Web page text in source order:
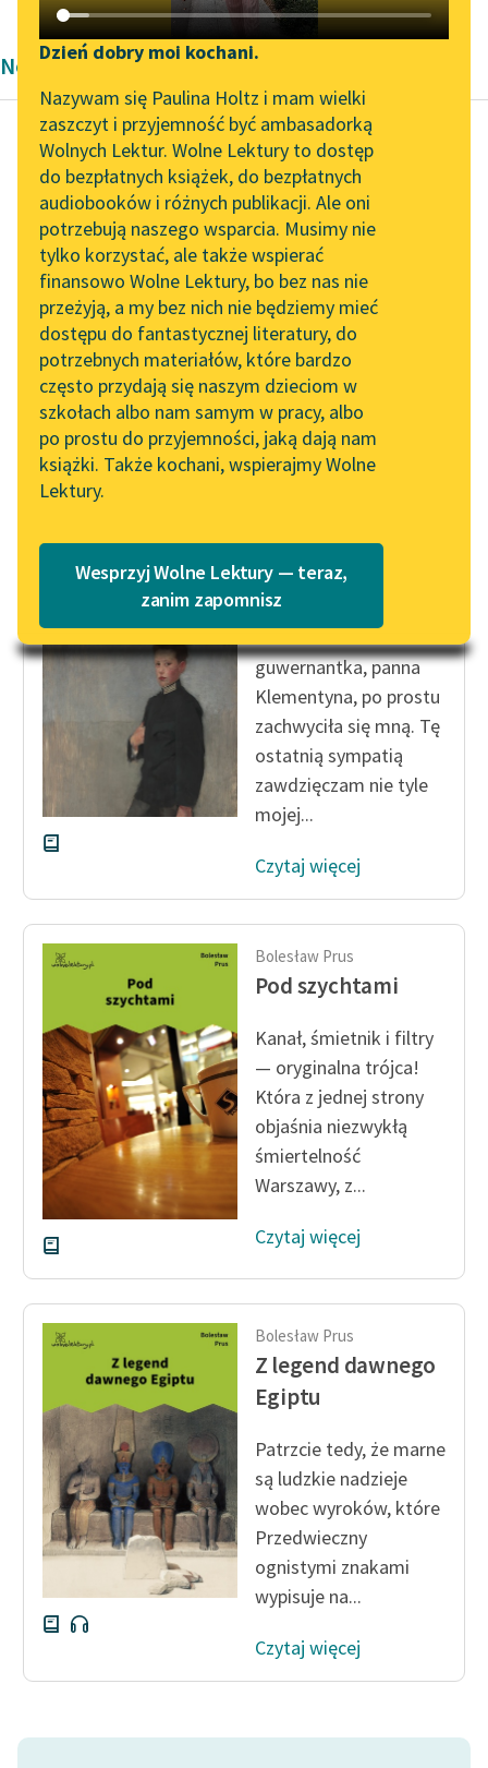
Katalog DAISY
Podkasty o książkach
Zgłoś brak utworu
Aktualności
„Prokurator Alicja Horn”
do słuchania
Byliśmy częścią AI Impact
Lab
Zapraszamy na spotkanie
online z tłumaczkami
literatury skandynawskiej
Spotkanie z Katarzyną
Tunkiel w Oslo
102. lata temu zmarł
Joseph Conrad
Lektury szkolne i klasyka
literatury do słuchania dla
uczennic i uczniów z
niepełnosprawnościami
E-kolekcja lektur
szkolnych i literatury do
słuchania dla uczennic i
niepełnosprawnościami
Popularyzacja
skandynawskiej literatury
feministycznej
Ręce pełne poezji
Kolekcje edukacyjne
twórców przechodzących
do domeny publicznej,
lektur szkolnych oraz
Starego Testamentu
Odkurzamy bohaterów
Szkoła Poezji Wolnych
Lektur
Narzędzia
Mapa Wolnych Lektur
Leśmianator
Przewodnik dla piszących i
czytających
API
OAI-PMH
Widget Wolnych Lektur
Przypisy
Katalog w formacie PDF
O nas
Kontakt
O projekcie
Zespół
Zasady wykorzystania
Wolnych Lektur
Materiały promocyjne
Dzień dobry moi kochani.
Nazywam się Paulina Holtz i mam wielki
zaszczyt i przyjemność być ambasadorką
Wolnych Lektur. Wolne Lektury to dostęp
do bezpłatnych książek, do bezpłatnych
audiobooków i różnych publikacji. Ale oni
potrzebują naszego wsparcia. Musimy nie
tylko korzystać, ale także wspierać
finansowo Wolne Lektury, bo bez nas nie
przeżyją, a my bez nich nie będziemy mieć
dostępu do fantastycznej literatury, do
potrzebnych materiałów, które bardzo
często przydają się naszym dzieciom w
szkołach albo nam samym w pracy, albo
po prostu do przyjemności, jaką dają nam
książki. Także kochani, wspierajmy Wolne
Lektury.
Wesprzyj Wolne Lektury — teraz,
zanim zapomnisz
Nowela Bolesław Prus
Bolesław Prus
Cienie
W pomroce życia, gdzie
po omacku błądzi
nieszczęsny rodzaj
ludzki, gdzie jedni
rozbijają się o...
Czytaj więcej
Grzechy
dzieciństwa
guwernantka, panna
Klementyna, po prostu
zachwyciła się mną. Tę
ostatnią sympatią
zawdzięczam nie tyle
mojej...
Czytaj więcej
Bolesław Prus
Pod szychtami
Kanał, śmietnik i filtry
— oryginalna trójca!
Która z jednej strony
objaśnia niezwykłą
śmiertelność
Warszawy, z...
Czytaj więcej
Bolesław Prus
Z legend dawnego
Egiptu
Patrzcie tedy, że marne
są ludzkie nadzieje
wobec wyroków, które
Przedwieczny
ognistymi znakami
wypisuje na...
Czytaj więcej